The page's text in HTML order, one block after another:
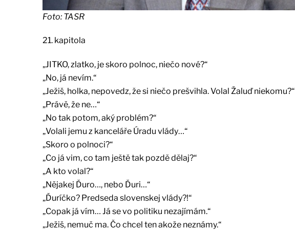
Foto: TASR
21. kapitola
„JITKO, zlatko, je skoro polnoc, niečo nové?“
„No, já nevím.“
„Ježiš, holka, nepovedz, že si niečo prešvihla. Volal Žaluď niekomu?“
„Právě, že ne…“
„No tak potom, aký problém?“
„Volali jemu z kanceláře Úradu vlády…“
„Skoro o polnoci?“
„Co já vim, co tam ještě tak pozdě dělaj?“
„A kto volal?“
„Nějakej Ďuro…, nebo Ďuri…“
„Ďuríčko? Predseda slovenskej vlády?!“
„Copak já vím… Já se vo politiku nezajímám.“
„Ježiš, nemuč ma. Čo chcel ten akože neznámy.“